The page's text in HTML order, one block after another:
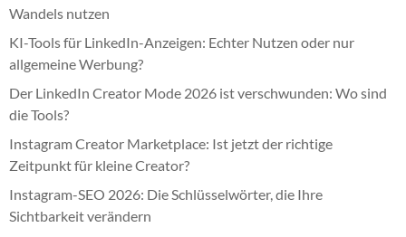
Wandels nutzen
KI-Tools für LinkedIn-Anzeigen: Echter Nutzen oder nur
allgemeine Werbung?
Der LinkedIn Creator Mode 2026 ist verschwunden: Wo sind
die Tools?
Instagram Creator Marketplace: Ist jetzt der richtige
Zeitpunkt für kleine Creator?
Instagram-SEO 2026: Die Schlüsselwörter, die Ihre
Sichtbarkeit verändern